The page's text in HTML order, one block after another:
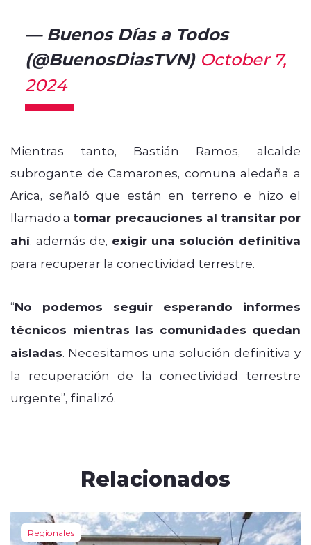
— Buenos Días a Todos
(@BuenosDiasTVN) October 7,
2024
Mientras tanto, Bastián Ramos, alcalde
subrogante de Camarones, comuna aledaña a
Arica, señaló que están en terreno e hizo el
llamado a tomar precauciones al transitar por
ahí, además de, exigir una solución definitiva
para recuperar la conectividad terrestre.
“No podemos seguir esperando informes
técnicos mientras las comunidades quedan
aisladas. Necesitamos una solución definitiva y
la recuperación de la conectividad terrestre
urgente”, finalizó.
Relacionados
Regionales